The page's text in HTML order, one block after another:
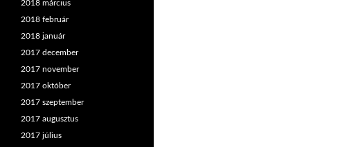
2018 március
2018 február
2018 január
2017 december
2017 november
2017 október
2017 szeptember
2017 augusztus
2017 július